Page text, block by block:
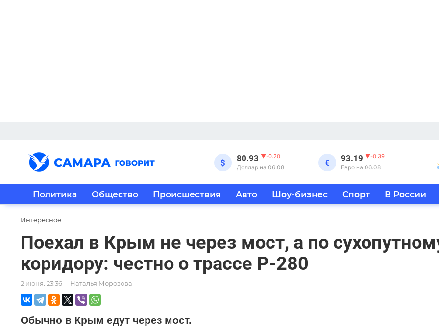
$ 80.93 ▼-0.20
Доллар на 06.08 € 93.19 ▼-0.39
Евро на 06.08
Политика Общество Происшествия Авто Шоу-бизнес Спорт В России
Интересное
Поехал в Крым не через мост, а по
коридору: честно о трассе Р-280
2 июня, 23:36 Наталья Морозова
Обычно в Крым едут через мост.